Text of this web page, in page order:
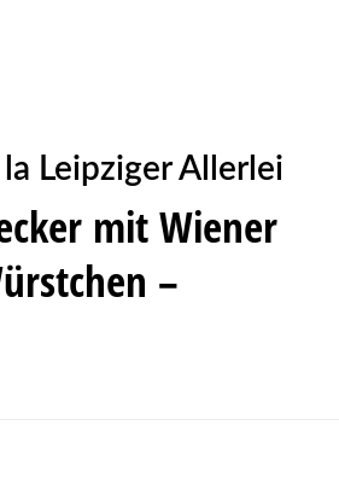
Leipziger Allerlei
mit Wiener
–